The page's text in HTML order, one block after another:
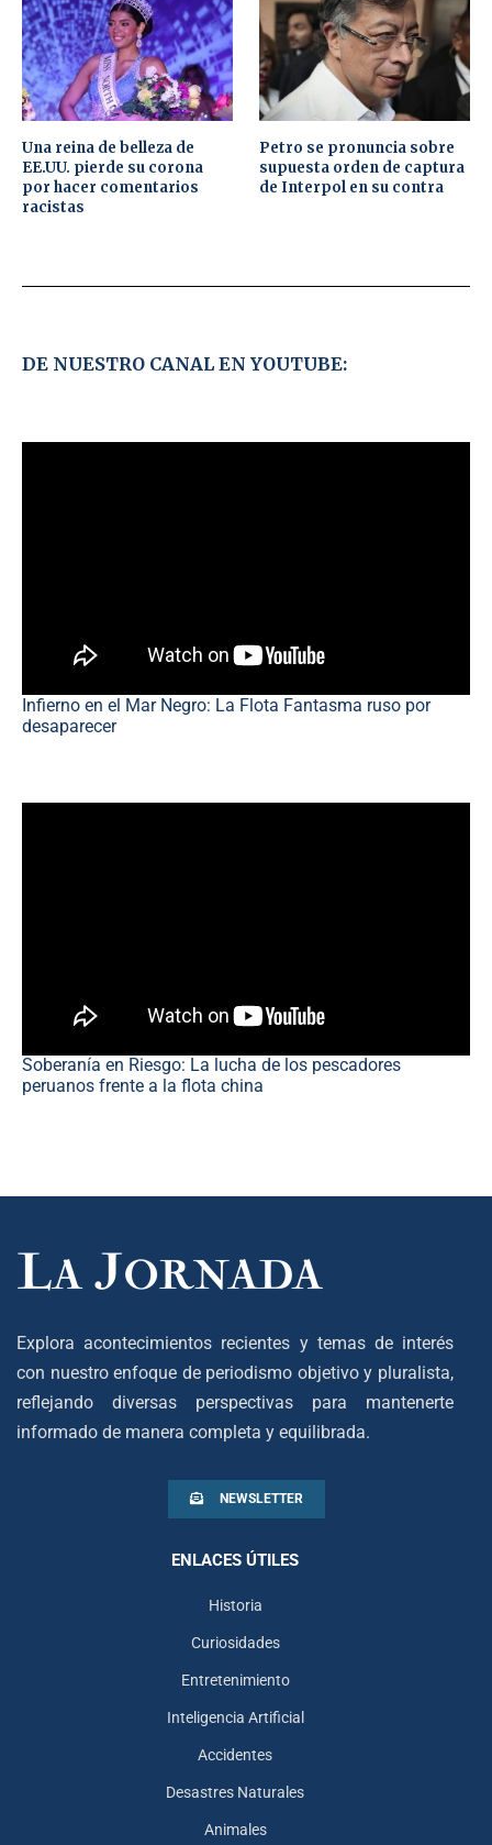
Una reina de belleza de
EE.UU. pierde su corona
por hacer comentarios
racistas
Petro se pronuncia sobre
supuesta orden de captura
de Interpol en su contra
DE NUESTRO CANAL EN YOUTUBE:
Infierno en el Mar Negro: La Flota Fantasma ruso por
desaparecer
Soberanía en Riesgo: La lucha de los pescadores
peruanos frente a la flota china
Explora acontecimientos recientes y temas de interés
con nuestro enfoque de periodismo objetivo y pluralista,
reflejando diversas perspectivas para mantenerte
informado de manera completa y equilibrada.
NEWSLETTER
ENLACES ÚTILES
Historia
Curiosidades
Entretenimiento
Inteligencia Artificial
Accidentes
Desastres Naturales
Animales